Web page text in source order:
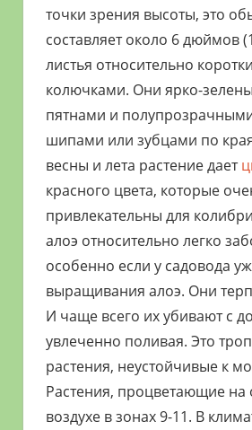
точки зрения высоты, это
составляет около 6 дюймов
листья относительно
колючками. Они ярко-
пятнами и
шипами или зубцами по
весны и лета растение дает
красного цвета, которые
привлекательны для
алоэ относительно легко
особенно если у садовода
выращивания алоэ. Они
И чаще всего их убивают с
увлеченно поливая. Это
растения, неустойчивые к
Растения, процветающие на
воздухе в зонах 9-11. В